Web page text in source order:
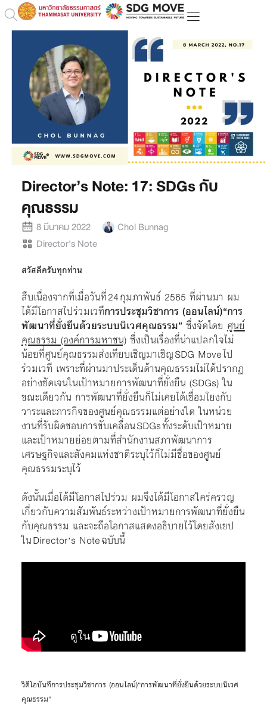
Director’s Note: 17: SDGs กับ
คุณธรรม
8 มีนาคม 2022
Chol Bunnag
Director's Note
สวัสดีครับทุกท่าน
สืบเนื่องจากที่เมื่อวันที่ 24 กุมภาพันธ์ 2565 ที่ผ่านมา ผม
ได้มีโอกาสไปร่วมเวทีการประชุมวิชาการ (ออนไลน์)“การ
พัฒนาที่ยั่งยืนด้วยระบบนิเวศคุณธรรม” ซึ่งจัดโดยศูนย์
คุณธรรม (องค์การมหาชน)ซึ่งเป็นเรื่องที่น่าแปลกใจไม่
น้อยที่ศูนย์คุณธรรมส่งเทียบเชิญมาเชิญ SDG Move ไป
ร่วมเวที เพราะที่ผ่านมาประเด็นด้านคุณธรรมไม่ได้ปรากฏ
อย่างชัดเจนในเป้าหมายการพัฒนาที่ยั่งยืน (SDGs) ใน
ขณะเดียวกัน การพัฒนาที่ยั่งยืนก็ไม่เคยได้เชื่อมโยงกับ
วาระและภารกิจของศูนย์คุณธรรมแต่อย่างใด ในหน่วย
งานที่รับผิดชอบการขับเคลื่อน SDGs ทั้งระดับเป้าหมาย
และเป้าหมายย่อยตามที่สำนักงานสภาพัฒนาการ
เศรษฐกิจและสังคมแห่งชาติระบุไว้ก็ไม่มีชื่อของศูนย์
คุณธรรมระบุไว้
ดังนั้นเมื่อได้มีโอกาสไปร่วม ผมจึงได้มีโอกาสใคร่ครวญ
เกี่ยวกับความสัมพันธ์ระหว่างเป้าหมายการพัฒนาที่ยั่งยืน
กับคุณธรรม และจะถือโอกาสแสดงอธิบายไว้โดยสังเขป
ใน Director’s Note ฉบับนี้
วิดีโอบันทึการประชุมวิชาการ (ออนไลน์)“การพัฒนาที่ยั่งยืนด้วยระบบนิเวศ
คุณธรรม”